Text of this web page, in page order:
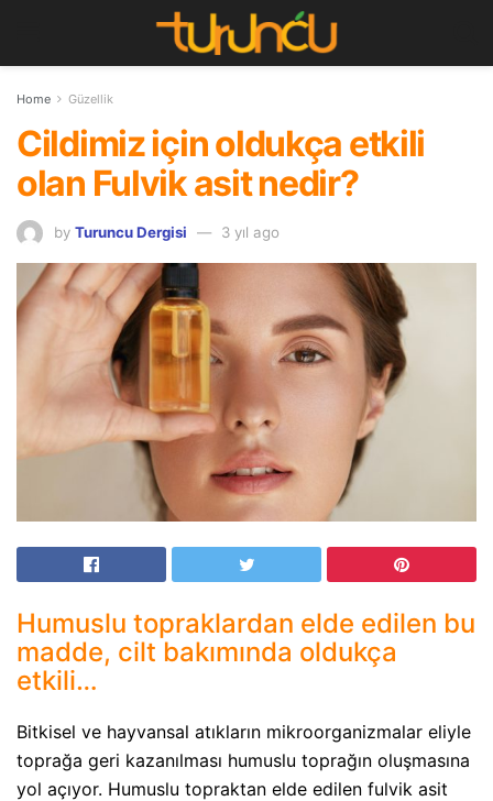
Home Güzellik
Cildimiz için oldukça etkili
olan Fulvik asit nedir?
by Turuncu Dergisi 3 yıl ago
Humuslu topraklardan elde edilen bu
madde, cilt bakımında oldukça
etkili…
Bitkisel ve hayvansal atıkların mikroorganizmalar eliyle
toprağa geri kazanılması humuslu toprağın oluşmasına
yol açıyor. Humuslu topraktan elde edilen fulvik asit